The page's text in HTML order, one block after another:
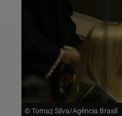
© Tomaz Silva/Agência Brasil